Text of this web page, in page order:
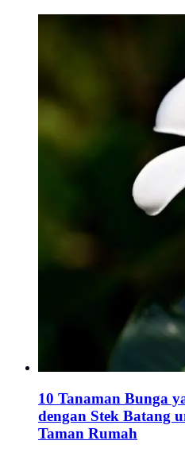
10 Tanaman Bunga
dengan Stek Batang
Taman Rumah